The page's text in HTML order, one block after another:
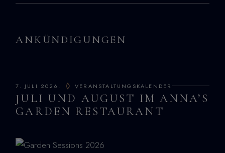
ANKÜNDIGUNGEN
7. JULI 2026. VERANSTALTUNGSKALENDER
JULI UND AUGUST IM ANNA’S
GARDEN RESTAURANT